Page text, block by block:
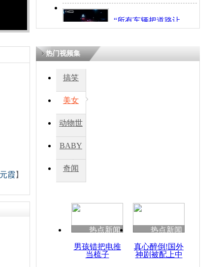
“所有车辆把道路让
开！”儿童突发疾病交
四川兴文苗乡上万人欢
度苗族花山节
霞 】
热门视频集
搞笑
美女
动物世
BABY
秀
奇闻
热点新闻
男孩错把电推
当梳子
热点新闻
真心醉倒!国外
神剧被配上中